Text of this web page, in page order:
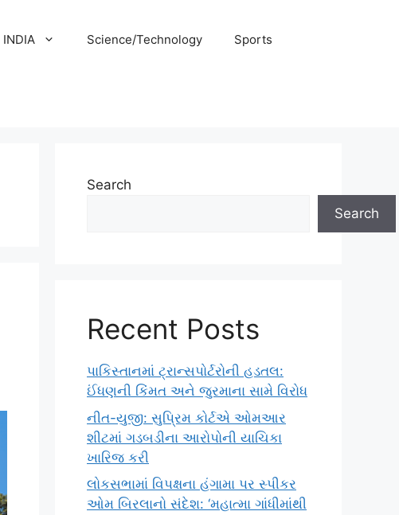
INDIA Science/Technology Sports
Search
Search
Recent Posts
પાકિસ્તાનમાં ટ્રાન્સપોર્ટરોની હડતલ:
ઈંધણની કિંમત અને જુરમાના સામે વિરોધ
નીત-યુજી: સુપ્રિમ કોર્ટએ ઓમઆર
શીટમાં ગડબડીના આરોપોની યાચિકા
ખારિજ કરી
લોકસભામાં વિપક્ષના હંગામા પર સ્પીકર
ઓમ બિરલાનો સંદેશ: ‘મહાત્મા ગાંધીમાંથી